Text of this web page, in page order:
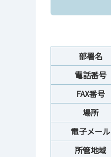
部署名
電話番号
FAX番号
場所
電子メール
所管地域